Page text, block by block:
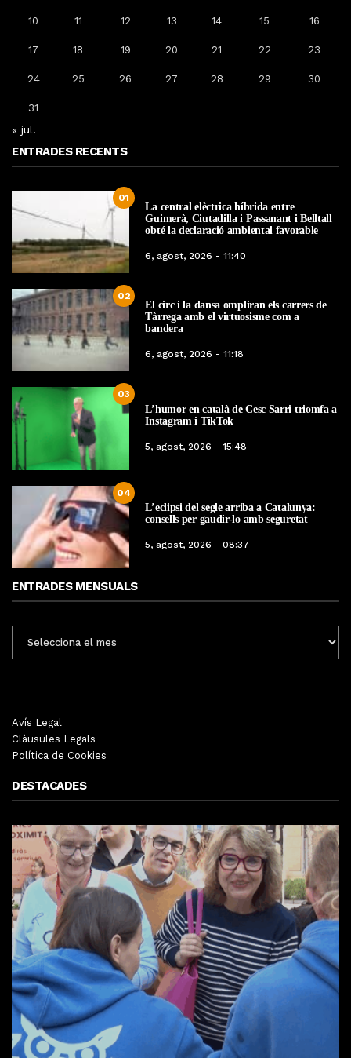
10 11 12 13 14 15 16
17 18 19 20 21 22 23
24 25 26 27 28 29 30
31
« jul.
ENTRADES RECENTS
01
La central elèctrica híbrida entre
Guimerà, Ciutadilla i Passanant i Belltall
obté la declaració ambiental favorable
6, agost, 2026 - 11:40
02
El circ i la dansa ompliran els carrers de
Tàrrega amb el virtuosisme com a
bandera
6, agost, 2026 - 11:18
03
L’humor en català de Cesc Sarri triomfa a
Instagram i TikTok
5, agost, 2026 - 15:48
04
L’eclipsi del segle arriba a Catalunya:
consells per gaudir-lo amb seguretat
5, agost, 2026 - 08:37
ENTRADES MENSUALS
MENSUALS
Avís Legal
Clàusules Legals
Política de Cookies
DESTACADES